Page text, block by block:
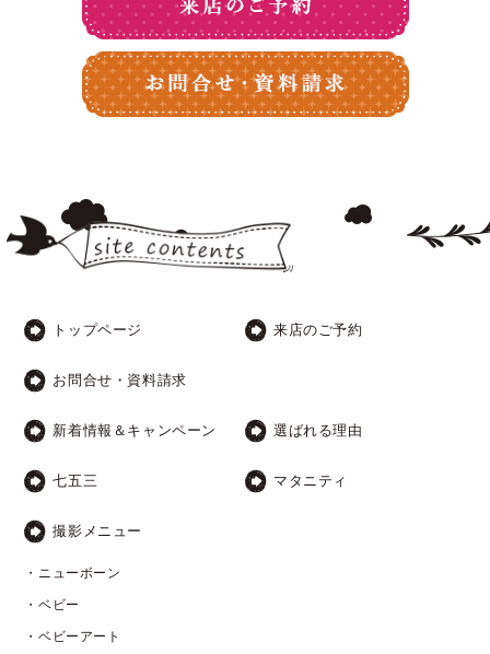
トップページ 来店のご予約
お問合せ・資料請求
新着情報＆キャンペーン 選ばれる理由
七五三 マタニティ
撮影メニュー
・ニューボーン
・ベビー
・ベビーアート